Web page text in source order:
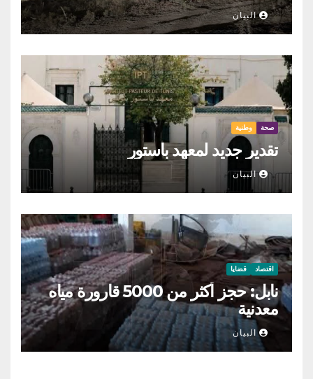
البيان
صحة وطنية
تقدير جديد لمعهد باستور
البيان
اقتصاد قضايا
نابل: حجز أكثر من 5000 قارورة مياه
معدنية
البيان